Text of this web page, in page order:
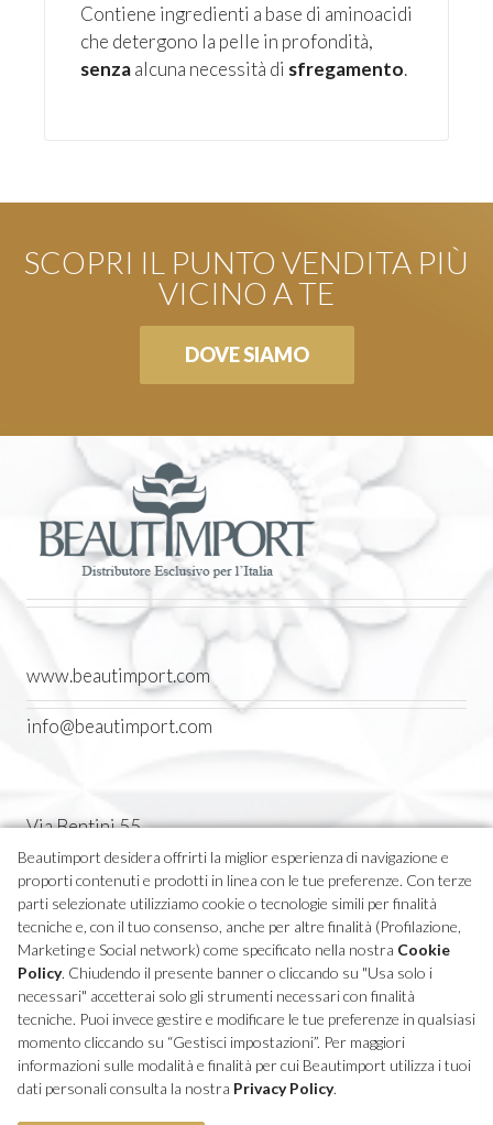
Contiene ingredienti a base di aminoacidi
che detergono la pelle in profondità,
senzaalcuna necessità di sfregamento.
SCOPRI IL PUNTO VENDITA PIÙ
VICINO A TE
DOVE SIAMO
www.beautimport.com
info@beautimport.com
Via Bentini 55
Castel Maggiore (BO) Italia
Tel. 051 7094611
P.IVA 04270380373
Beautimport desidera offrirti la miglior esperienza di navigazione e
proporti contenuti e prodotti in linea con le tue preferenze. Con terze
parti selezionate utilizziamo cookie o tecnologie simili per finalità
tecniche e, con il tuo consenso, anche per altre finalità (Profilazione,
Marketing e Social network) come specificato nella nostra Cookie
Policy. Chiudendo il presente banner o cliccando su "Usa solo i
necessari" accetterai solo gli strumenti necessari con finalità
tecniche. Puoi invece gestire e modificare le tue preferenze in qualsiasi
momento cliccando su “Gestisci impostazioni”. Per maggiori
informazioni sulle modalità e finalità per cui Beautimport utilizza i tuoi
dati personali consulta la nostra Privacy Policy.